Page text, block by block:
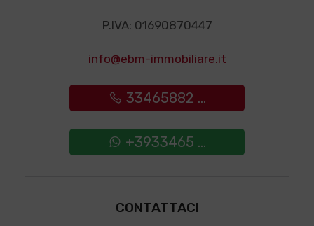
P.IVA: 01690870447
info@ebm-immobiliare.it
33465882 ...
+3933465 ...
CONTATTACI